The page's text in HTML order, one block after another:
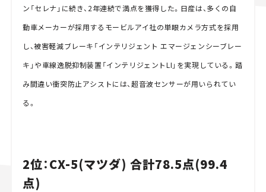
ン「セレナ」に続き、2年連続で満点を獲得した。日産は、多くの自
動車メーカーが採用するモービルアイ社の単眼カメラ方式を採用
し、被害軽減ブレーキ「インテリジェント エマージェンシーブレー
キ」や車線逸脱抑制装置「インテリジェントLI」を実現している。踏
み間違い衝突防止アシストには、超音波センサーが用いられてい
る。
2位：CX-5(マツダ) 合計78.5点(99.4
点)